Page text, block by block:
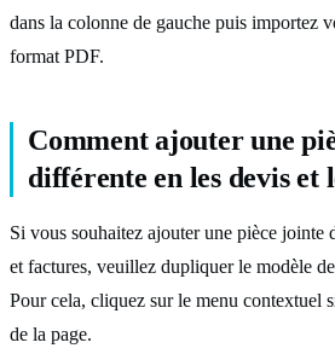
dans la colonne de gauche puis importez
format PDF.
Comment ajouter une
différente en les devis et
Si vous souhaitez ajouter une pièce jointe
et factures, veuillez dupliquer le modèle
Pour cela, cliquez sur le menu contextuel
de la page.